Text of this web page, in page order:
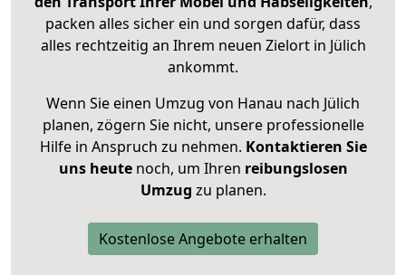
packen alles sicher ein und sorgen dafür, dass
alles rechtzeitig an Ihrem neuen Zielort in Jülich
ankommt.
Wenn Sie einen Umzug von Hanau nach Jülich
planen, zögern Sie nicht, unsere professionelle
Hilfe in Anspruch zu nehmen. Kontaktieren Sie
uns heutenoch, um Ihren reibungslosen
Umzug zu planen.
Kostenlose Angebote erhalten